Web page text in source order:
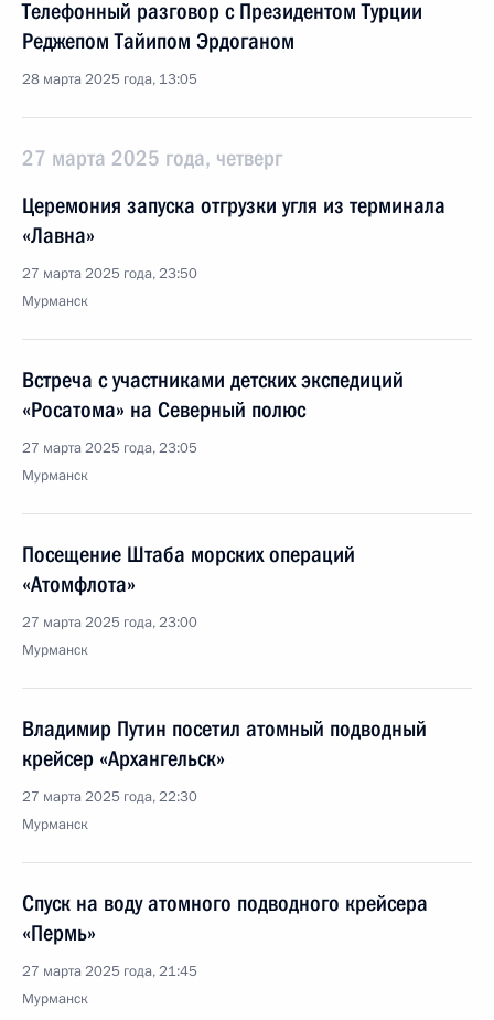
Телефонный разговор с Президентом Турции
Реджепом Тайипом Эрдоганом
28 марта 2025 года, 13:05
27 марта 2025 года, четверг
Церемония запуска отгрузки угля из терминала
«Лавна»
27 марта 2025 года, 23:50
Мурманск
Встреча с участниками детских экспедиций
«Росатома» на Северный полюс
27 марта 2025 года, 23:05
Мурманск
Посещение Штаба морских операций
«Атомфлота»
27 марта 2025 года, 23:00
Мурманск
Владимир Путин посетил атомный подводный
крейсер «Архангельск»
27 марта 2025 года, 22:30
Мурманск
Спуск на воду атомного подводного крейсера
«Пермь»
27 марта 2025 года, 21:45
Мурманск